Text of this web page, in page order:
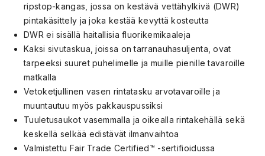
ripstop-kangas, jossa on kestävä vettähylkivä (DWR)
pintakäsittely ja joka kestää kevyttä kosteutta
DWR ei sisällä haitallisia fluorikemikaaleja
Kaksi sivutaskua, joissa on tarranauhasuljenta, ovat
tarpeeksi suuret puhelimelle ja muille pienille tavaroille
matkalla
Vetoketjullinen vasen rintatasku arvotavaroille ja
muuntautuu myös pakkauspussiksi
Tuuletusaukot vasemmalla ja oikealla rintakehällä sekä
keskellä selkää edistävät ilmanvaihtoa
Valmistettu Fair Trade Certified™ -sertifioidussa